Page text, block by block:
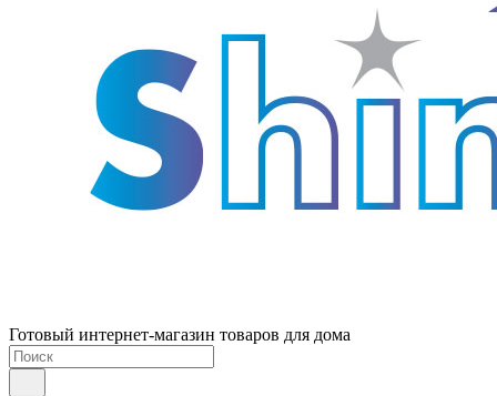
Готовый интернет-магазин товаров для дома